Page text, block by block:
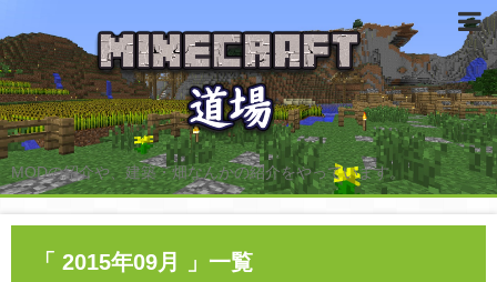
MODの紹介や、建築・畑なんかの紹介をやっています。
「 2015年09月 」一覧